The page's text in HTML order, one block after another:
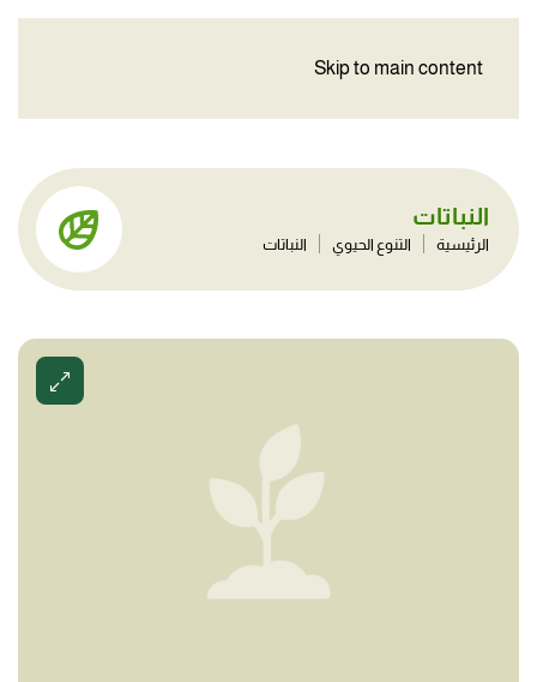
Skip to main content
النباتات
الرئيسية التنوع الحيوي النباتات